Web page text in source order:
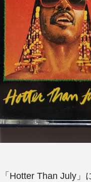
「Hotter Than July